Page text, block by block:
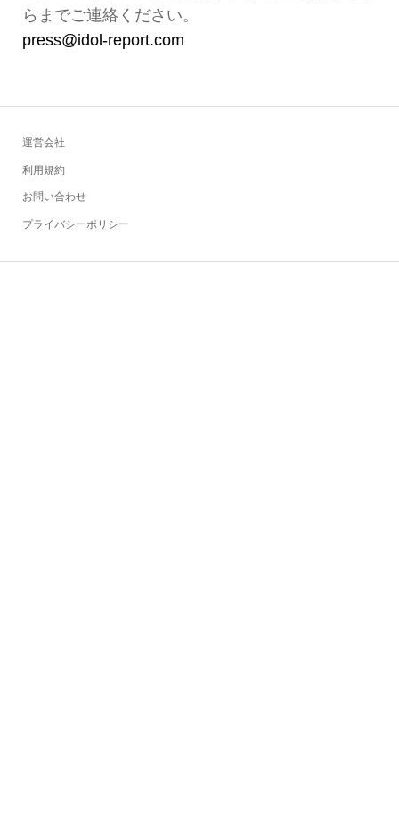
らまでご連絡ください。
press@idol-report.com
運営会社
利用規約
お問い合わせ
プライバシーポリシー